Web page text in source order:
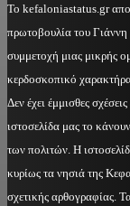
Το kefaloniastatus.gr
πρωτοβουλία του
συμμετοχή μιας μικρής
κερδοσκοπικό
Δεν έχει έμμισθες
ιστοσελίδα μας το
των πολιτών. Η
κυρίως τα νησιά της
σχετικής αρθογραφίας.